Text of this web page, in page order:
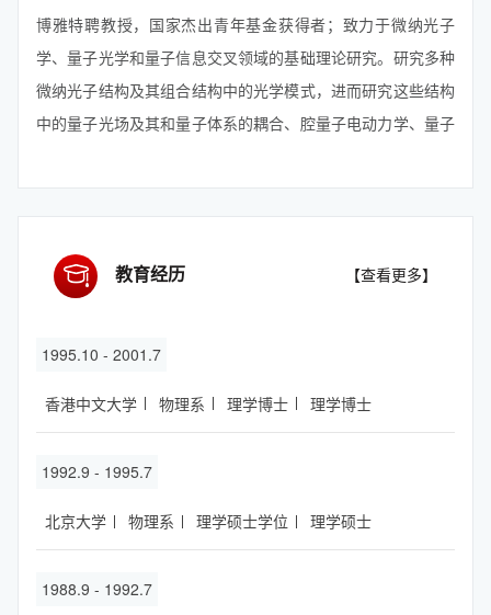
博雅特聘教授，国家杰出青年基金获得者；致力于微纳光子
学、量子光学和量子信息交叉领域的基础理论研究。研究多种
微纳光子结构及其组合结构中的光学模式，进而研究这些结构
中的量子光场及其和量子体系的耦合、腔量子电动力学、量子
诸多新现象新效应，为芯片上量子光学和量子信息提供基础理
论及潜在应用。在Nature nanotechnology、light、PRL、
Chem.、nano letters、《...
教育经历 【查看更多】
1995.10 - 2001.7
香港中文大学 物理系 理学博士 理学博士
1992.9 - 1995.7
北京大学 物理系 理学硕士学位 理学硕士
1988.9 - 1992.7